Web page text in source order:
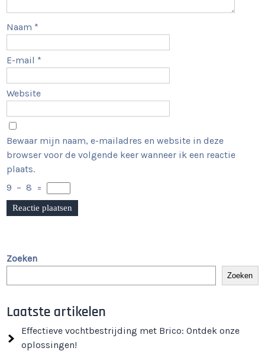
Naam *
E-mail *
Website
Bewaar mijn naam, e-mailadres en website in deze
browser voor de volgende keer wanneer ik een reactie
plaats.
9 − 8 =
Zoeken
Zoeken
Laatste artikelen
Effectieve vochtbestrijding met Brico: Ontdek onze
oplossingen!